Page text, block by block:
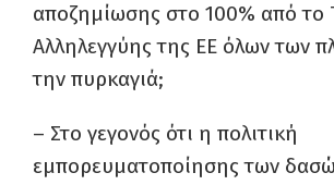
αποζημίωσης στο 100% από το
Αλληλεγγύης της ΕΕ όλων των
την πυρκαγιά;
– Στο γεγονός ότι η πολιτική
εμπορευματοποίησης των